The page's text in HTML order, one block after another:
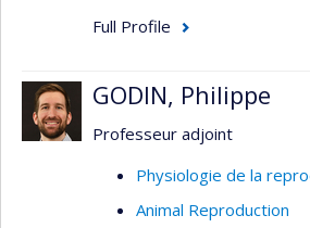
Full Profile
GODIN, Philippe
Professeur adjoint
Physiologie de la
Animal Reproduction